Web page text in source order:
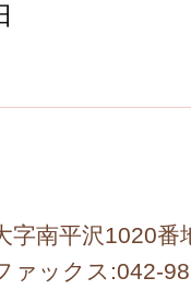
字南平沢1020番
ァックス:042-